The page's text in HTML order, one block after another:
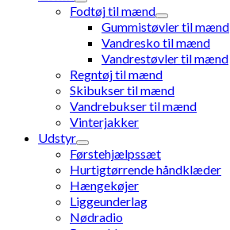
Fodtøj til mænd
Gummistøvler til mænd
Vandresko til mænd
Vandrestøvler til mænd
Regntøj til mænd
Skibukser til mænd
Vandrebukser til mænd
Vinterjakker
Udstyr
Førstehjælpssæt
Hurtigtørrende håndklæder
Hængekøjer
Liggeunderlag
Nødradio